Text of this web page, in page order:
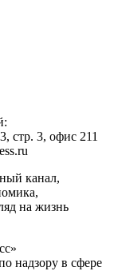
стр. 3, офис 211
канал,
на жизнь
надзору в сфере